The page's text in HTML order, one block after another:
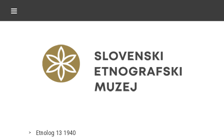
≡
razstaveEtnolog 13 1940